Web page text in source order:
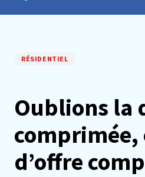
CAFÉ ACI
RÉSIDENTIEL
Oublions la
d’offre